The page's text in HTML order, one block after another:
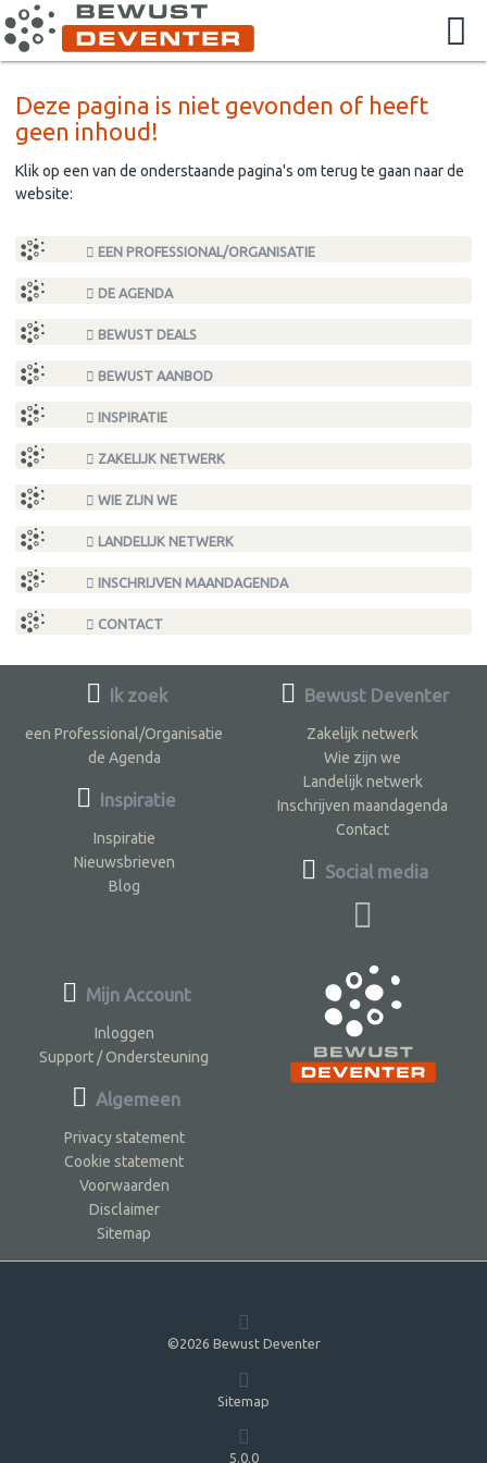
Deze pagina is niet gevonden of heeft
geen inhoud!
Klik op een van de onderstaande pagina's om terug te gaan naar de
website:
EEN PROFESSIONAL/ORGANISATIE
DE AGENDA
BEWUST DEALS
BEWUST AANBOD
INSPIRATIE
ZAKELIJK NETWERK
WIE ZIJN WE
LANDELIJK NETWERK
INSCHRIJVEN MAANDAGENDA
CONTACT
Ik zoek
een Professional/Organisatie
de Agenda
Inspiratie
Inspiratie
Nieuwsbrieven
Blog
Bewust Deventer
Zakelijk netwerk
Wie zijn we
Landelijk netwerk
Inschrijven maandagenda
Contact
Social media
Mijn Account
Inloggen
Support / Ondersteuning
Algemeen
Privacy statement
Cookie statement
Voorwaarden
Disclaimer
Sitemap
©2026 Bewust Deventer
Sitemap
5.0.0